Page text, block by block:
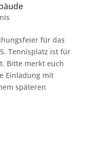
für das
Tennisplatz ist für
Bitte merkt euch
Einladung mit
späteren